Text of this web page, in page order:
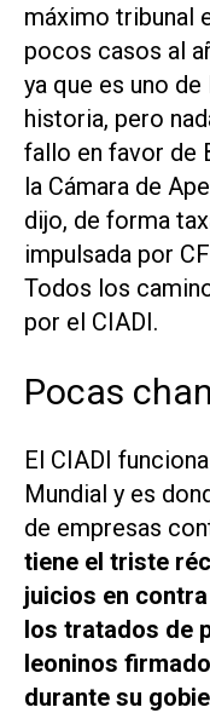
máximo tribunal
pocos casos al
ya que es uno
historia, pero
fallo en favor de
la Cámara de
dijo, de forma
impulsada por
Todos los
por el CIADI.
Pocas
El CIADI
Mundial y es
de empresas
tiene el triste
juicios en
los tratados de
leoninos
durante su